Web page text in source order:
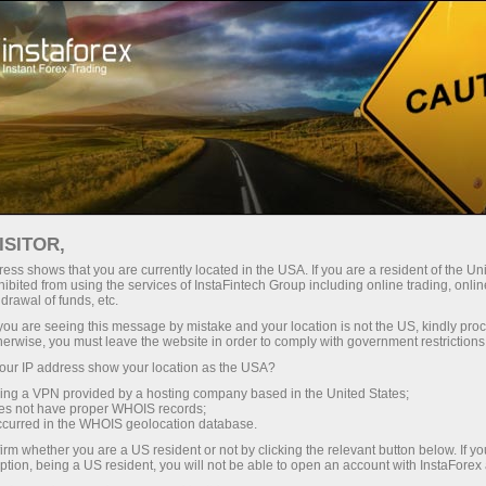
Про компанію ІнстаСпорт InstaForex Loprais Team
InstaForex Loprais
Team — срібний
призер Ралі Дакар!
Сила, стратегія, результат!
shows that you are currently located in the USA. If you are a resident of the
from using the services of InstaFintech Group including online trading,
of funds, etc.
are seeing this message by mistake and your location is not the US, kindly
you must leave the website in order to comply with government
IP address show your location as the USA?
a VPN provided by a hosting company based in the United States;
not have proper WHOIS records;
in the WHOIS geolocation database.
whether you are a US resident or not by clicking the relevant button below. If
being a US resident, you will not be able to open an account with InstaForex